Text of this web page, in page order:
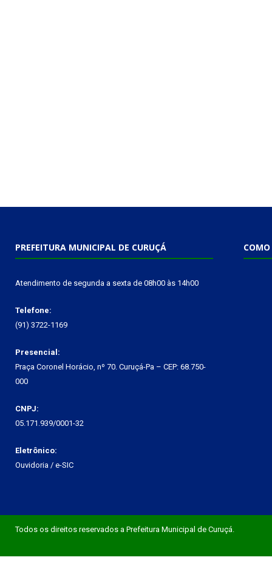
PREFEITURA MUNICIPAL DE CURUÇÁ
Atendimento de segunda a sexta de 08h00 às 14h00
Telefone:
(91) 3722-1169
Presencial:
Praça Coronel Horácio, nº 70. Curuçá-Pa – CEP: 68.750-
000
CNPJ:
05.171.939/0001-32
Eletrônico:
Ouvidoria / e-SIC
COMO
Todos os direitos reservados a Prefeitura Municipal de Curuçá.